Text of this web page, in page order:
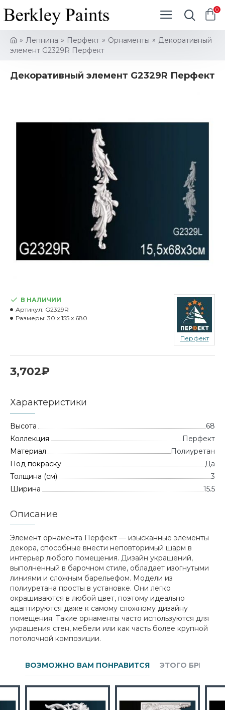
0
Лепнина Перфект Орнаменты
Декоративный
элемент G2329R Перфект
Декоративный элемент G2329R Перфект
3,702₽
В НАЛИЧИИ
Артикул: G2329R
Размеры: 30 x 155 x 680
Перфект
Характеристики
Высота
68
Коллекция
Перфект
Материал
Полиуретан
Под покраску
Да
Толщина (см)
3
Ширина
15.5
Описание
Элемент орнамента Перфект — изысканные элементы
декора, способные внести неповторимый шарм в
интерьер любого помещения. Дизайн украшений,
выполненный в барочном стиле, обладает изогнутыми
линиями и сложным барельефом. Модели из
полиуретана просты в установке. Они легко
окрашиваются в любой цвет, поэтому идеально
адаптируются даже к самому сложному дизайну
помещения. Такие орнаменты часто используются для
украшения стен, мебели или как часть более крупной
потолочной композиции.
ВОЗМОЖНО ВАМ ПОНРАВИТСЯ ЭТОГО БРЕНДА